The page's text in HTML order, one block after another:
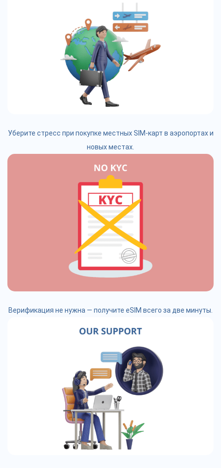
Уберите стресс при покупке местных SIM-карт в аэропортах и
новых местах.
Верификация не нужна — получите eSIM всего за две минуты.